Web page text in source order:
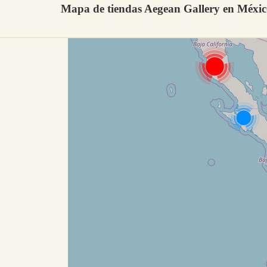
Mapa de tiendas Aegean Gallery en